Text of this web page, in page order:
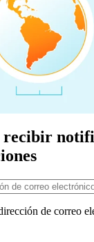
recibir
de correo